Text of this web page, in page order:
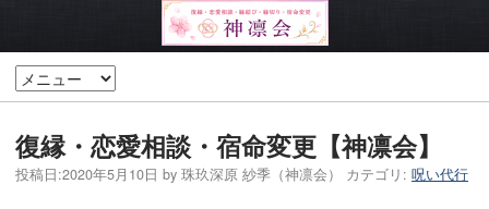
復縁・恋愛相談・宿命変更【神凛会】
投稿日:2020年5月10日 by 珠玖深原 紗季（神凛会） カテゴリ: 呪い代行